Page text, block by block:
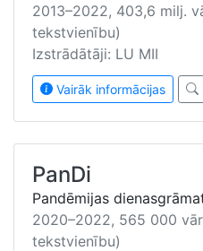
2013–2022, 403,6 milj.
tekstvienību)
Izstrādātāji: LU MII
Vairāk informācijas
PanDi
Pandēmijas
2020–2022, 565 000
tekstvienību)